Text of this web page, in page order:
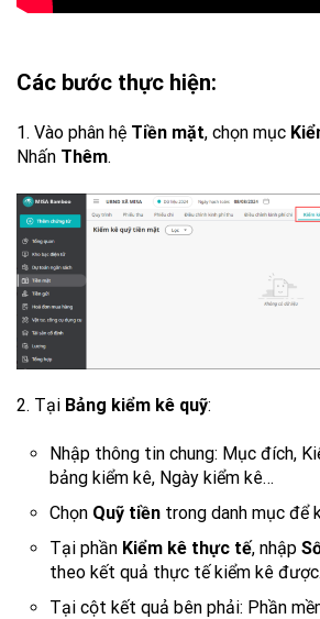
Các bước thực hiện:
1. Vào phân hệ Tiền mặt, chọn mục
Nhấn Thêm.
2. Tại Bảng kiểm kê quỹ:
Nhập thông tin chung: Mục đích,
bảng kiểm kê, Ngày kiểm kê…
Chọn Quỹ tiền trong danh mục để
Tại phần Kiểm kê thực tế, nhập
theo kết quả thực tế kiểm kê được.
Tại cột kết quả bên phải: Phần